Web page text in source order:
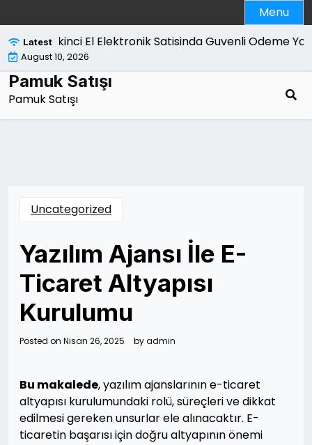
to
content
Menu
Latestİkinci El Elektronik Satisinda Guvenli Odeme
August 10, 2026
Pamuk Satışı
Pamuk Satışı
Uncategorized
Yazılım Ajansı İle E-
Ticaret Altyapısı
Kurulumu
Posted on Nisan 26, 2025 byadmin
Bu makalede, yazılım ajanslarının e-ticaret
altyapısı kurulumundaki rolü, süreçleri ve dikkat
edilmesi gereken unsurlar ele alınacaktır. E-
ticaretin başarısı için doğru altyapının önemi